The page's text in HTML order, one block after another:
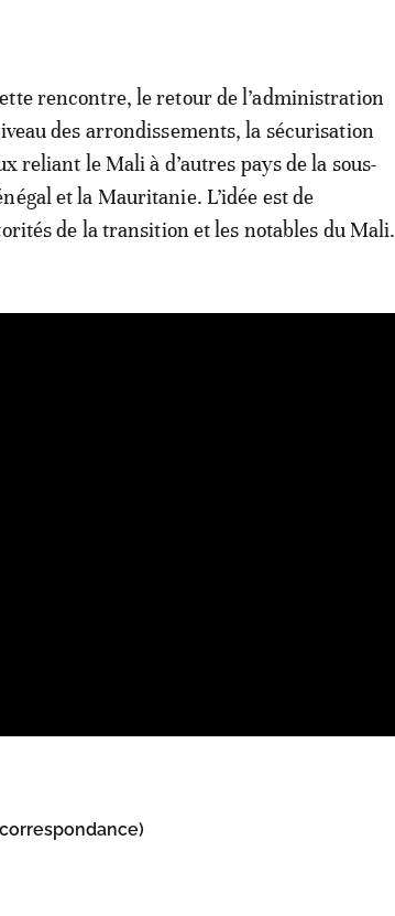
rencontre, le retour de l’administration
des arrondissements, la sécurisation
reliant le Mali à d’autres pays de la sous-
et la Mauritanie. L’idée est de
de la transition et les notables du Mali.